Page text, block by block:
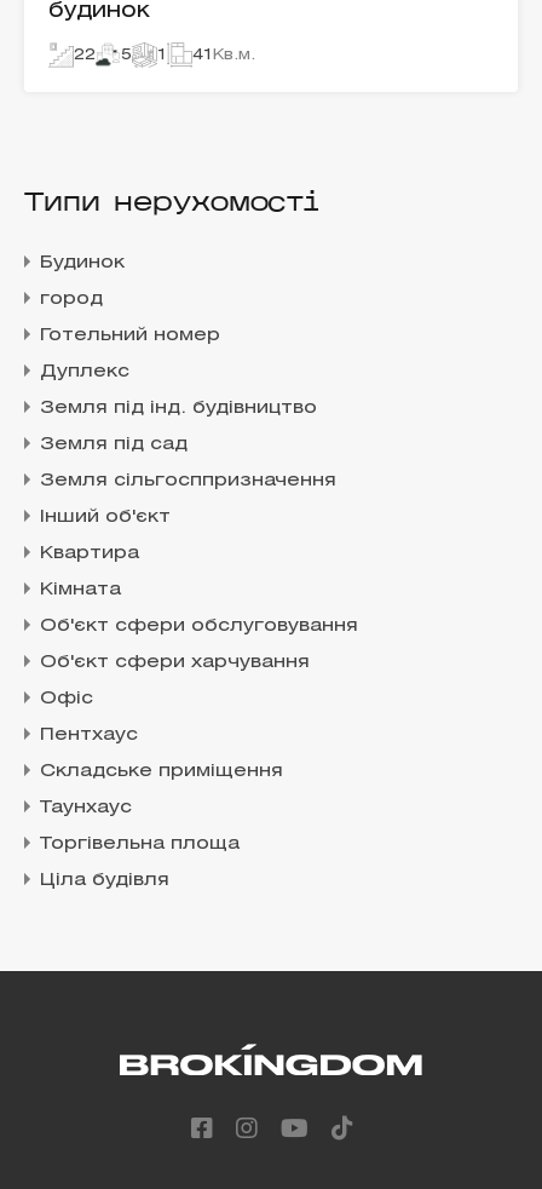
будинок
22 5 1 41 Кв.м.
Типи нерухомості
Будинок
город
Готельний номер
Дуплекс
Земля під інд. будівництво
Земля під сад
Земля сільгосппризначення
Інший об'єкт
Квартира
Кімната
Об'єкт сфери обслуговування
Об'єкт сфери харчування
Офіс
Пентхаус
Складське приміщення
Таунхаус
Торгівельна площа
Ціла будівля